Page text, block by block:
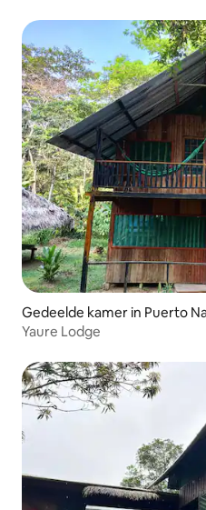
Gedeelde kamer in Puerto
Yaure Lodge